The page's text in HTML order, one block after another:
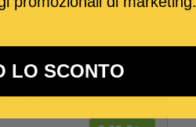
Ton.:E
LO SCONTO